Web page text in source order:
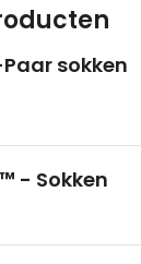
Paar sokken
- Sokken